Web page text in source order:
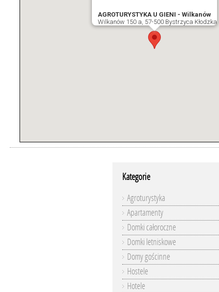
AGROTURYSTYKA U GIENI - Wilkanów
Wilkanów 150 a, 57-500 Bystrzyca Kłodzka
Kategorie
Agroturystyka
Apartamenty
Domki całoroczne
Domki letniskowe
Domy gościnne
Hostele
Hotele